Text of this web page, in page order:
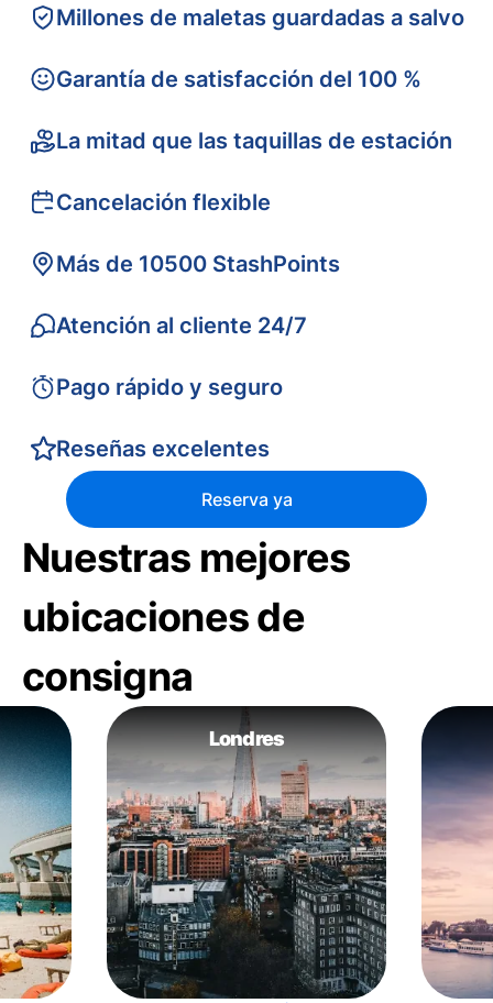
Millones de maletas guardadas a salvo
Garantía de satisfacción del 100 %
La mitad que las taquillas de estación
Cancelación flexible
Más de 10500 StashPoints
Atención al cliente 24/7
Pago rápido y seguro
Reseñas excelentes
Reserva ya
Nuestras mejores
ubicaciones de
consigna
Londres